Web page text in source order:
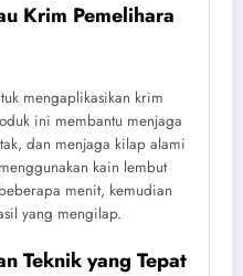
Krim Pemelihara
mengaplikasikan krim
ini membantu menjaga
dan menjaga kilap alami
kain lembut
menit, kemudian
yang mengilap.
Teknik yang Tepat